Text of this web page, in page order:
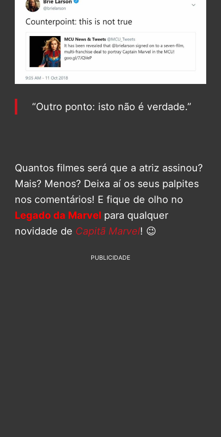
“Outro ponto: isto não é verdade.”
Quantos filmes será que a atriz assinou?
Mais? Menos? Deixa aí os seus palpites
nos comentários! E fique de olho no
Legado da Marvel para qualquer
novidade de Capitã Marvel! 😉
PUBLICIDADE